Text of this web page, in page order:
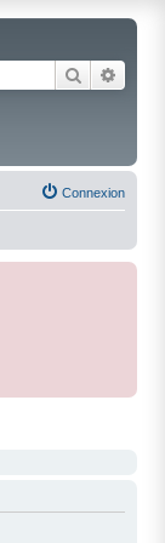
Rechercher
Connexion